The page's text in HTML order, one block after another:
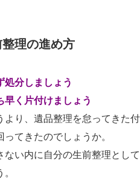
理の進め方
分しましょう
く片付けましょう
より、遺品整理を怠ってきた付
てきたのでしょうか。
ない内に自分の生前整理として